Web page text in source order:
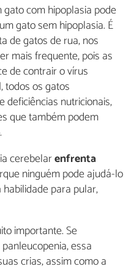
gato com hipoplasia pode
gato sem hipoplasia. É
de gatos de rua, nos
mais frequente, pois as
de contrair o vírus
todos os gatos
deficiências nutricionais,
que também podem
cerebelarenfrenta
ninguém pode ajudá-lo
para pular,
importante. Se
essa
crias, assim como a